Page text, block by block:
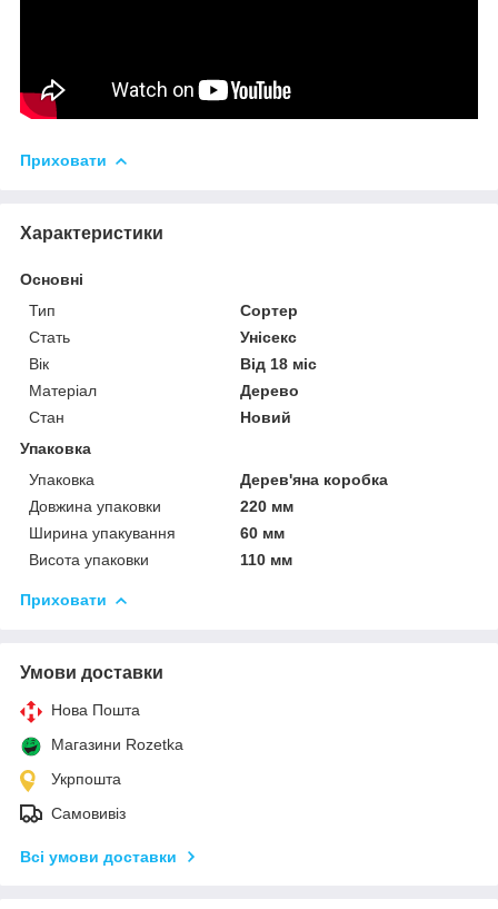
Приховати
Характеристики
Основні
Тип
Сортер
Стать
Унісекс
Вік
Від 18 міс
Матеріал
Дерево
Стан
Новий
Упаковка
Упаковка
Дерев'яна коробка
Довжина упаковки
220 мм
Ширина упакування
60 мм
Висота упаковки
110 мм
Приховати
Умови доставки
Нова Пошта
Магазини Rozetka
Укрпошта
Самовивіз
Всі умови доставки